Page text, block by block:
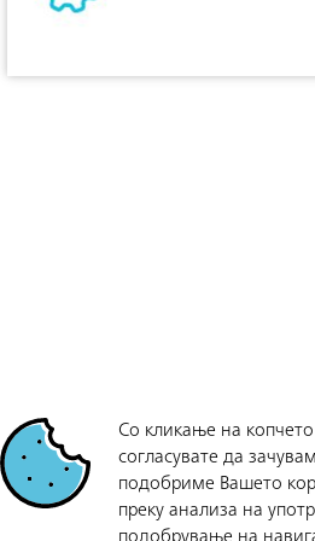
Со кликање на
согласувате да
подобриме Вашето
преку анализа на